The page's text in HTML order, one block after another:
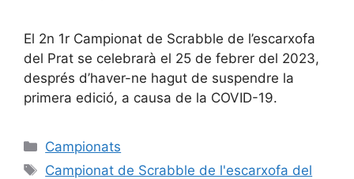
El 2n 1r Campionat de Scrabble de l’escarxofa
del Prat se celebrarà el 25 de febrer del 2023,
després d’haver-ne hagut de suspendre la
primera edició, a causa de la COVID-19.
Categories
Campionats
Etiquetes
Campionat de Scrabble de l'escarxofa del